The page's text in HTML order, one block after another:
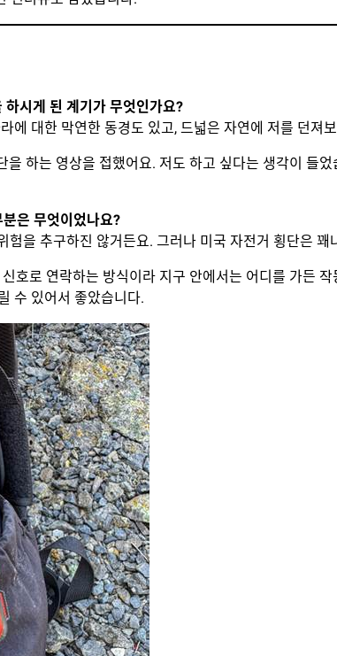
시게 된 계기가 무엇인가요?
에 대한 막연한 동경도 있고, 드넓은 자연에 저를 던져
하는 영상을 접했어요. 저도 하고 싶다는 생각이 들
은 무엇이었나요?
험을 추구하진 않거든요. 그러나 미국 자전거 횡단은
호로 연락하는 방식이라 지구 안에서는 어디를 가든
수 있어서 좋았습니다.